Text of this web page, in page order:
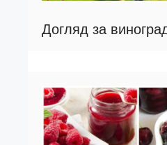
Догляд за